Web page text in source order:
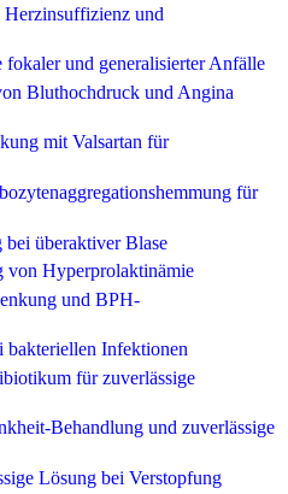
und
und generalisierter Anfälle
Bluthochdruck und Angina
mit Valsartan für
für
überaktiver Blase
von Hyperprolaktinämie
und BPH-
Infektionen
für zuverlässige
Behandlung und zuverlässige
Lösung bei Verstopfung